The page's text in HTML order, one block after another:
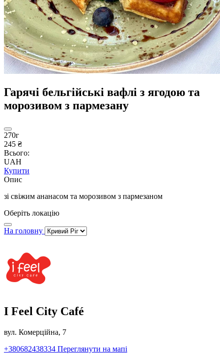
Гарячі бельгійські вафлі з ягодою та
морозивом з пармезану
270г
245 ₴
Всього:
UAH
Купити
Опис
зі свіжим ананасом та морозивом з пармезаном
Оберіть локацію
На головну
I Feel City Café
вул. Комерційна, 7
+380682438334 Переглянути на мапі